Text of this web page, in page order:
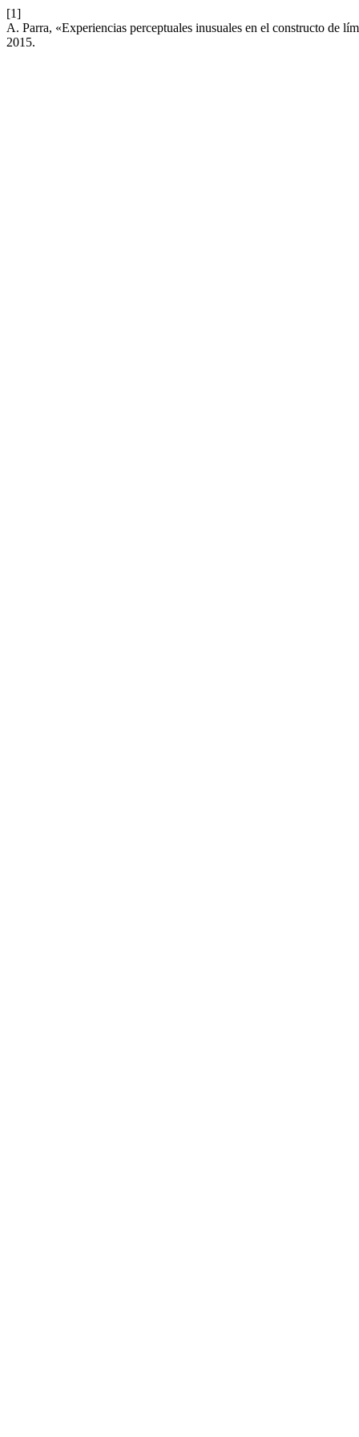
[1]
A. Parra, «Experiencias perceptuales inusuales en el constructo de
2015.